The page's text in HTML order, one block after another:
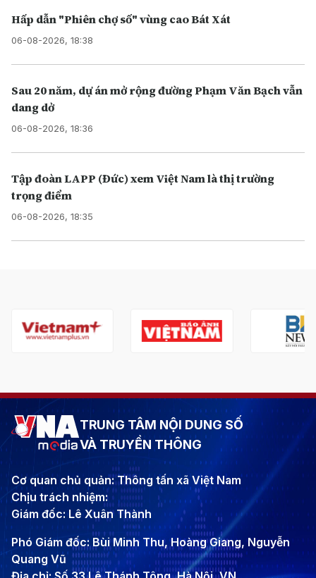
Hấp dẫn "Phiên chợ số" vùng cao Bát Xát
06-08-2026, 18:38
Sau 20 năm, dự án mở rộng đường Phạm Văn Bạch vẫn
dang dở
06-08-2026, 18:36
Tập đoàn LAPP (Đức) xem Việt Nam là thị trường
trọng điểm
06-08-2026, 18:35
TRUNG TÂM NỘI DUNG SỐ
VÀ TRUYỀN THÔNG
Cơ quan chủ quản: Thông tấn xã Việt Nam
Chịu trách nhiệm:
Giám đốc: Lê Xuân Thành
Phó Giám đốc: Bùi Minh Thu, Hoàng Giang, Nguyễn
Quang Vũ